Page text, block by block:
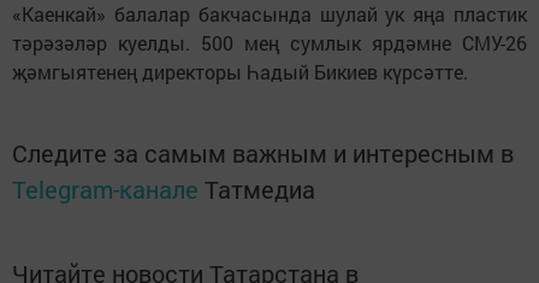
«Каенкай» балалар бакчасында шулай ук яңа пластик
тәрәзәләр куелды. 500 мең сумлык ярдәмне СМУ-26
җәмгыятенең директоры Һадый Бикиев күрсәтте.
Следите за самым важным и интересным в
Telegram-канале Татмедиа
Читайте новости Татарстана в